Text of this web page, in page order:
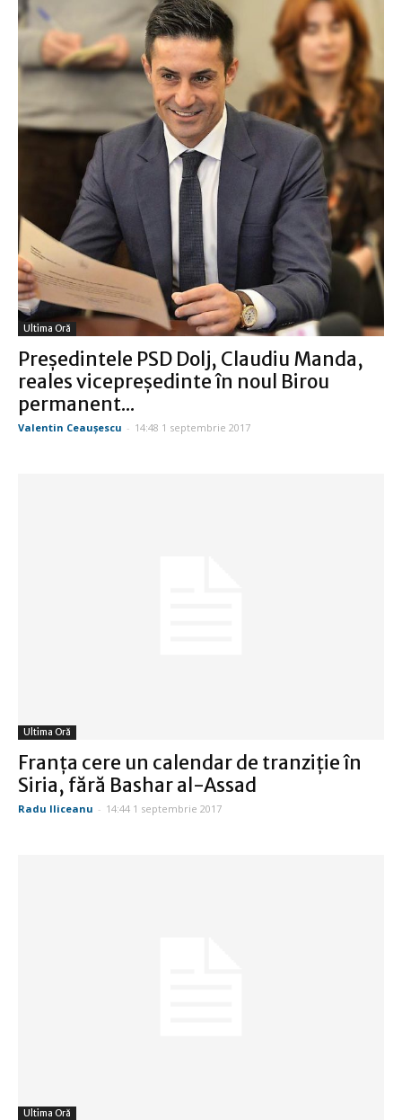
Ultima Oră
Preşedintele PSD Dolj, Claudiu Manda,
reales vicepreşedinte în noul Birou
permanent...
Valentin Ceauşescu - 14:48 1 septembrie 2017
Ultima Oră
Franţa cere un calendar de tranziţie în
Siria, fără Bashar al-Assad
Radu Iliceanu - 14:44 1 septembrie 2017
Ultima Oră